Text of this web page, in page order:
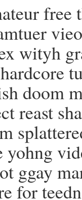
free
wityh
doom
reast
ggay
for